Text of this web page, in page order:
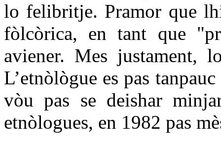
lo felibritje. Pramor que
fòlcòrica, en tant que
aviener. Mes justament,
L’etnòlògue es pas
vòu pas se deishar
etnòlogues, en 1982 pas